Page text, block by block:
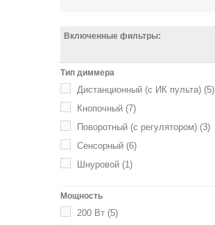
Включенные фильтры:
Тип диммера
Дистанционный (с ИК пульта) (5)
Кнопочный (7)
Поворотный (с регулятором) (3)
Сенсорный (6)
Шнуровой (1)
Мощность
200 Вт (5)